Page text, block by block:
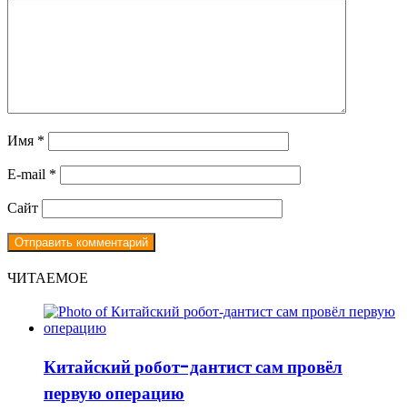
Имя *
E-mail *
Сайт
ЧИТАЕМОЕ
Китайский робот-дантист сам провёл
первую операцию